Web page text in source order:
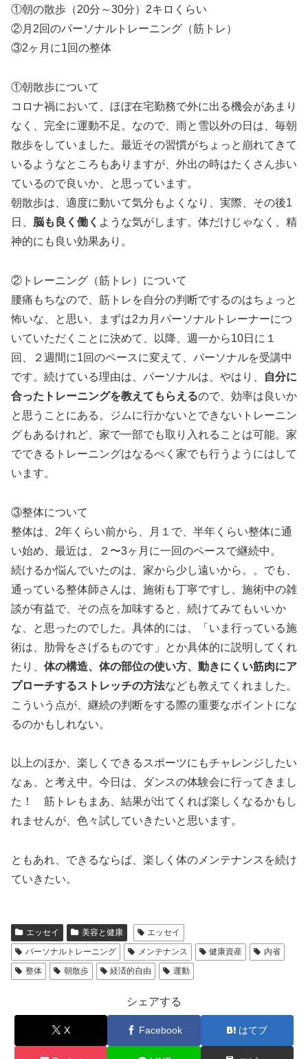
①朝の散歩（20分～30分）2キロくらい
②月2回のパーソナルトレーニング（筋トレ）
③2ヶ月に1回の整体
①朝散歩について
コロナ禍において、ほぼ在宅勤務で外に出る機会があまり
なく、完全に運動不足。なので、雨と雪以外の日は、毎朝
散歩をしていました。最近その習慣がちょっと崩れてきて
いるようなところもありますが、外出の時はたくさん歩い
ているので良いか、と思っています。
朝散歩は、適度に動いて気分もよくなり、実際、その後1
日、 脳も良く働く ような気がします。体だけじゃなく、精
神的にも良い効果あり。
②トレーニング（筋トレ）について
腰痛もちなので、筋トレを自分の判断でするのはちょっと
怖いな、と思い、まずは2カ月パーソナルトレーナーにつ
いていただくことに決めて、以降、週一から10日に１
回、２週間に1回のペースに変えて、パーソナルを受講中
です。続けている理由は、パーソナルは、やはり、
自分に
合ったトレーニングを教えてもらえるので、効率は良いか
と思うことにある。ジムに行かないとできないトレーニン
グもあるけれど、家で一部でも取り入れることは可能。家
でできるトレーニングはなるべく家でも行うようにはして
います。
③整体について
整体は、2年くらい前から、月１で、半年くらい整体に通
い始め、最近は、２〜3ヶ月に一回のペースで継続中。
続けるか悩んでいたのは、家から少し遠いから。。でも、
通っている整体師さんは、施術も丁寧ですし、施術中の雑
談が有益で、その点を加味すると、続けてみてもいいか
な、と思ったのでした。具体的には、「いま行っている施
術は、肋骨をさげるものです」とか具体的に説明してくれ
たり、 体の構造、体の部位の使い方、動きにくい筋肉にア
プローチするストレッチの方法なども教えてくれました。
こういう点が、継続の判断をする際の重要なポイントにな
るのかもしれない。
以上のほか、楽しくできるスポーツにもチャレンジしたい
なぁ、と考え中。今日は、ダンスの体験会に行ってきまし
た！ 筋トレもまあ、結果が出てくれば楽しくなるかもし
れませんが、色々試していきたいと思います。
ともあれ、できるならば、楽しく体のメンテナンスを続け
ていきたい。
エッセイ 美容と健康
エッセイ
パーソナルトレーニング
メンテナンス 健康資産
内省
整体
朝散歩 経済的自由 運動
シェアする
X Facebook はてブ